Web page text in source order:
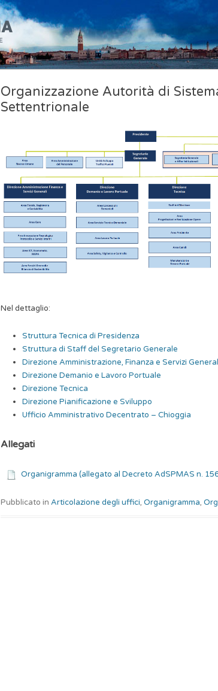
Organizzazione Autorità di
Settentrionale
Nel dettaglio:
Struttura Tecnica di Presidenza
Struttura di Staff del Segretario Generale
Direzione Amministrazione, Finanza e Servizi
Direzione Demanio e Lavoro Portuale
Direzione Tecnica
Direzione Pianificazione e Sviluppo
Ufficio Amministrativo Decentrato – Chioggia
Allegati
Organigramma (allegato al Decreto AdSPMAS n.
Pubblicato in Articolazione degli uffici, Organigramma,